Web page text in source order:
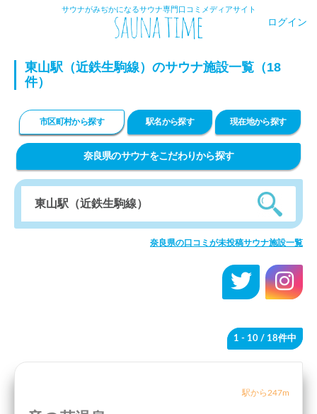
サウナがみぢかになるサウナ専門口コミメディアサイト
ログイン
東山駅（近鉄生駒線）のサウナ施設一覧（18
件）
市区町村から探す 駅名から探す 現在地から探す
奈良県のサウナをこだわりから探す
奈良県の口コミが未投稿サウナ施設一覧
1 - 10 / 18件中
駅から247m